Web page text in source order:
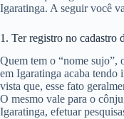
Igaratinga. A seguir você
1. Ter registro no cadastro
Quem tem o “nome
em Igaratinga acaba tendo
vista que, esse fato
O mesmo vale para o
Igaratinga, efetuar